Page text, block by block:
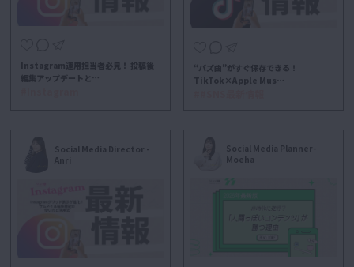
Instagram運用担当者必見！ 投稿後
編集アップデートと…
“バズ曲”がすぐ保存できる！
TikTok×Apple Mus…
Social Media Director -
Anri
Social Media Planner-
Moeha